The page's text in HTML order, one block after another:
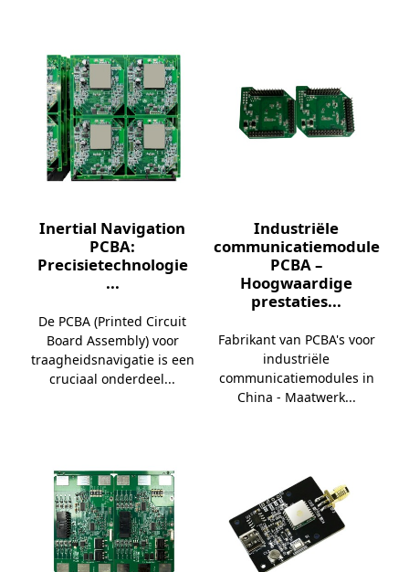
Inertial Navigation
PCBA:
Precisietechnologie
...
De PCBA (Printed Circuit
Board Assembly) voor
traagheidsnavigatie is een
cruciaal onderdeel...
Industriële
communicatiemodule
PCBA –
Hoogwaardige
prestaties...
Fabrikant van PCBA's voor
industriële
communicatiemodules in
China - Maatwerk...